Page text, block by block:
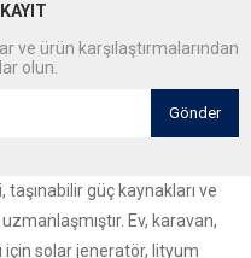
ve ürün karşılaştırmalarından
olun.
Gönder
güç kaynakları ve
Ev, karavan,
için solar jeneratör, lityum